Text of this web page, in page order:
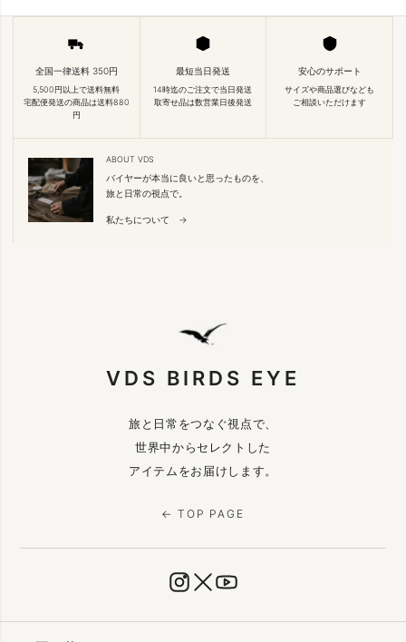
全国一律送料 350円
5,500円以上で送料無料
宅配便発送の商品は送料880
円
最短当日発送
14時迄のご注文で当日発送
取寄せ品は数営業日後発送
安心のサポート
サイズや商品選びなども
ご相談いただけます
ABOUT VDS
バイヤーが本当に良いと思ったものを、
旅と日常の視点で。
私たちについて →
VDS BIRDS EYE
旅と日常をつなぐ視点で、
世界中からセレクトした
アイテムをお届けします。
← TOP PAGE